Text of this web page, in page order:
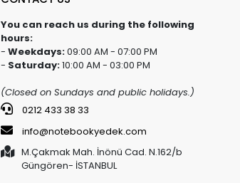
You can reach us during the following
hours:
- Weekdays:09:00 AM - 07:00 PM
- Saturday:10:00 AM - 03:00 PM
(Closed on Sundays and public holidays.)
0212 433 38 33
info@notebookyedek.com
M.Çakmak Mah. İnönü Cad. N.162/b
Güngören- İSTANBUL